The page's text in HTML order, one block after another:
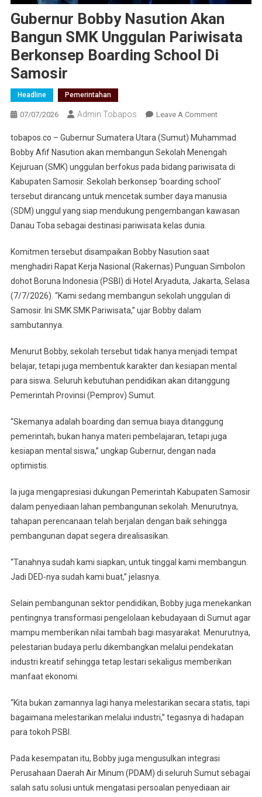
Gubernur Bobby Nasution Akan
Bangun SMK Unggulan Pariwisata
Berkonsep Boarding School Di
Samosir
Headline Pemerintahan
07/07/2026 Admin Tobapos Leave A CommentOn
Bobby
Nasution
Akan
Bangun
SMK
Unggulan
School Di
Samosir
tobapos.co – Gubernur Sumatera Utara (Sumut) Muhammad
Bobby Afif Nasution akan membangun Sekolah Menengah
Kejuruan (SMK) unggulan berfokus pada bidang pariwisata di
Kabupaten Samosir. Sekolah berkonsep ‘boarding school’
tersebut dirancang untuk mencetak sumber daya manusia
(SDM) unggul yang siap mendukung pengembangan kawasan
Danau Toba sebagai destinasi pariwisata kelas dunia.
Komitmen tersebut disampaikan Bobby Nasution saat
menghadiri Rapat Kerja Nasional (Rakernas) Punguan Simbolon
dohot Boruna Indonesia (PSBI) di Hotel Aryaduta, Jakarta, Selasa
(7/7/2026). “Kami sedang membangun sekolah unggulan di
Samosir. Ini SMK SMK Pariwisata,” ujar Bobby dalam
sambutannya.
Menurut Bobby, sekolah tersebut tidak hanya menjadi tempat
belajar, tetapi juga membentuk karakter dan kesiapan mental
para siswa. Seluruh kebutuhan pendidikan akan ditanggung
Pemerintah Provinsi (Pemprov) Sumut.
“Skemanya adalah boarding dan semua biaya ditanggung
pemerintah, bukan hanya materi pembelajaran, tetapi juga
kesiapan mental siswa,” ungkap Gubernur, dengan nada
optimistis.
Ia juga mengapresiasi dukungan Pemerintah Kabupaten Samosir
dalam penyediaan lahan pembangunan sekolah. Menurutnya,
tahapan perencanaan telah berjalan dengan baik sehingga
pembangunan dapat segera direalisasikan.
“Tanahnya sudah kami siapkan, untuk tinggal kami membangun.
Jadi DED-nya sudah kami buat,” jelasnya.
Selain pembangunan sektor pendidikan, Bobby juga menekankan
pentingnya transformasi pengelolaan kebudayaan di Sumut agar
mampu memberikan nilai tambah bagi masyarakat. Menurutnya,
pelestarian budaya perlu dikembangkan melalui pendekatan
industri kreatif sehingga tetap lestari sekaligus memberikan
manfaat ekonomi.
“Kita bukan zamannya lagi hanya melestarikan secara statis, tapi
bagaimana melestarikan melalui industri,” tegasnya di hadapan
para tokoh PSBI.
Pada kesempatan itu, Bobby juga mengusulkan integrasi
Perusahaan Daerah Air Minum (PDAM) di seluruh Sumut sebagai
salah satu solusi untuk mengatasi persoalan penyediaan air